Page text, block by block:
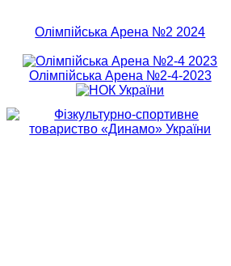
Олімпійська Арена №2 2024
Олімпійська Арена №2-4-2023